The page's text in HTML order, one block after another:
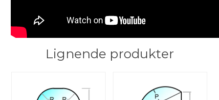
Lignende produkter